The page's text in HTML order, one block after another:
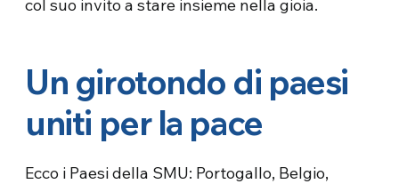
col suo invito a stare insieme nella gioia.
Un girotondo di paesi
uniti per la pace
Ecco i Paesi della SMU: Portogallo, Belgio,